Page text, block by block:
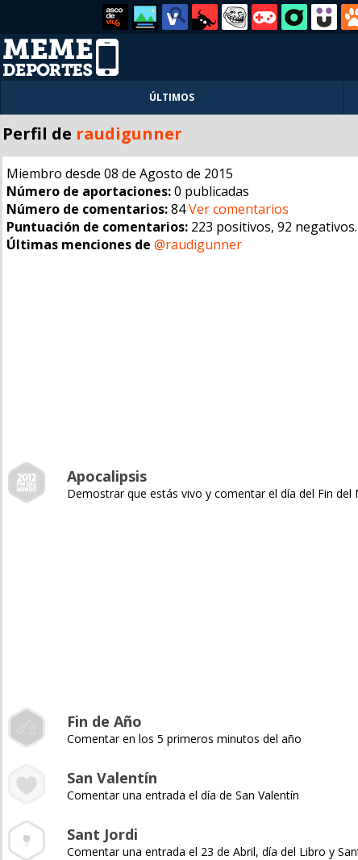
ÚLTIMOS
Perfil de raudigunner
Miembro desde 08 de Agosto de 2015
Número de aportaciones:0 publicadas
Número de comentarios:84Ver comentarios
Puntuación de comentarios: 223 positivos, 92 negativos.
Últimas menciones de @raudigunner
Apocalipsis
Demostrar que estás vivo y comentar el día del Fin del
Fin de Año
Comentar en los 5 primeros minutos del año
San Valentín
Comentar una entrada el día de San Valentín
Sant Jordi
Comentar una entrada el 23 de Abril, día del Libro y